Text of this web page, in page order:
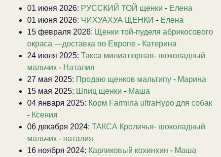
01 июня 2026: РУССКИЙ ТОЙ щенки - Елена
01 июня 2026: ЧИХУАХУА ЩЕНКИ - Елена
15 февраля 2026: Щенки той-пуделя абрикосового
окраса —доставка по Европе - Катерина
24 июля 2025: Такса миниатюрная- шоколадный
мальчик - Наталия
27 мая 2025: Продаю щенков мальтипу - Марина
15 мая 2025: Шпиц щенки - Маша
04 января 2025: Корм Farmina ultraHypo для собак
- Ксения
06 декабря 2024: ТАКСА Кроличья- шоколадный
мальчик - наталия
16 ноября 2024: Карликовый кохинхин - Маша